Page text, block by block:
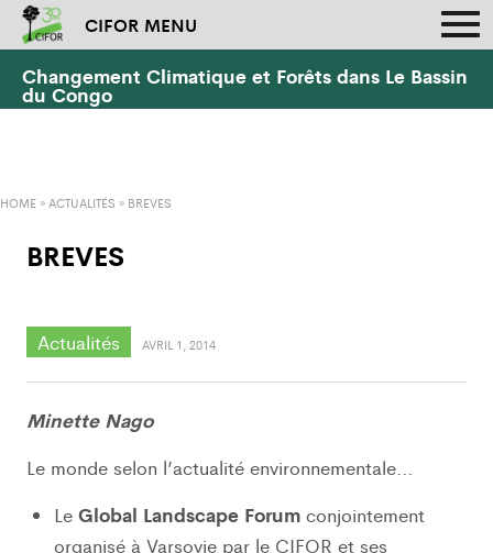
CIFOR MENU
Changement Climatique et Forêts dans Le Bassin
du Congo
HOME » ACTUALITÉS » BREVES
BREVES
Actualités AVRIL 1, 2014
Minette Nago
Le monde selon l’actualité environnementale…
Le Global Landscape Forum conjointement
organisé à Varsovie par le CIFOR et ses